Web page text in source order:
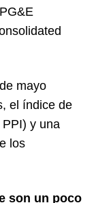
mayo
el índice de
y una
los
son un poco